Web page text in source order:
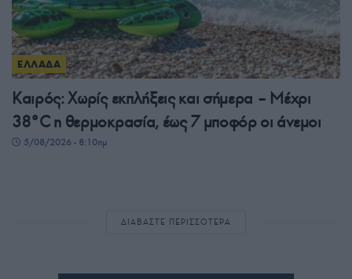
ΕΛΛΑΔΑ
Καιρός: Χωρίς εκπλήξεις και σήμερα – Μέχρι
38°C η θερμοκρασία, έως 7 μποφόρ οι άνεμοι
5/08/2026 - 8:10πμ
ΔΙΑΒΑΣΤΕ ΠΕΡΙΣΣΟΤΕΡΑ